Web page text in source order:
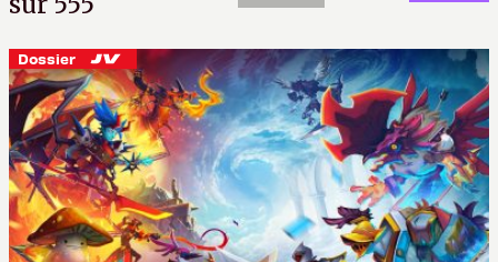
Dossier